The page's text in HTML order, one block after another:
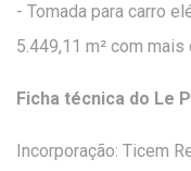
- Tomada para carro
5.449,11 m² com
Ficha técnica do Le
Incorporação: Ticem